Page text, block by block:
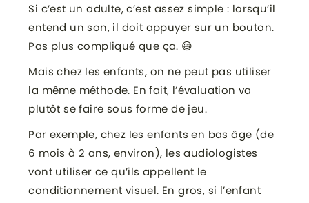
Si c’est un adulte, c’est assez simple : lorsqu’il
entend un son, il doit appuyer sur un bouton.
Pas plus compliqué que ça. 😅
Mais chez les enfants, on ne peut pas utiliser
la même méthode. En fait, l’évaluation va
plutôt se faire sous forme de jeu.
Par exemple, chez les enfants en bas âge (de
6 mois à 2 ans, environ), les audiologistes
vont utiliser ce qu’ils appellent le
conditionnement visuel. En gros, si l’enfant